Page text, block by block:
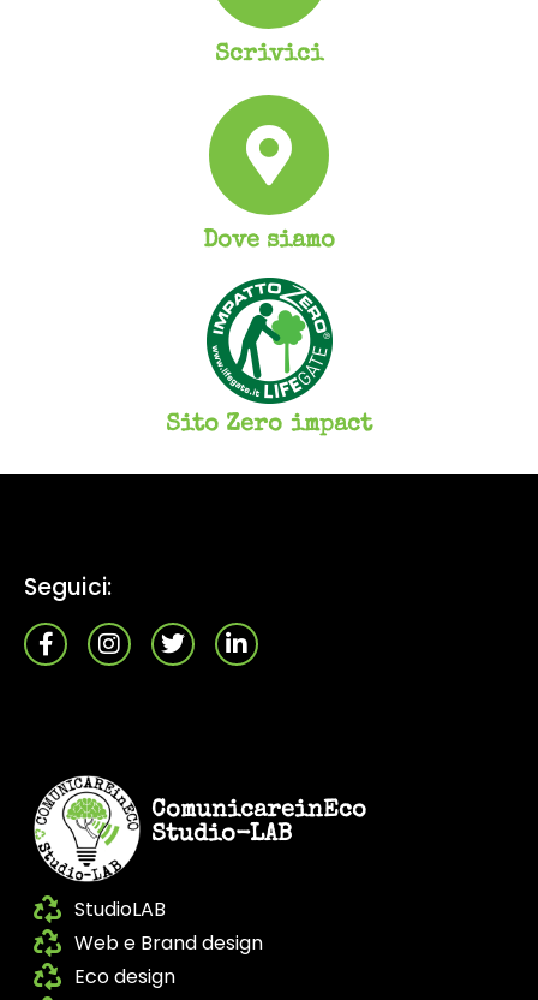
Scrivici
Dove siamo
Sito Zero impact
Seguici:
ComunicareinEco
Studio-LAB
StudioLAB
Web e Brand design
Eco design